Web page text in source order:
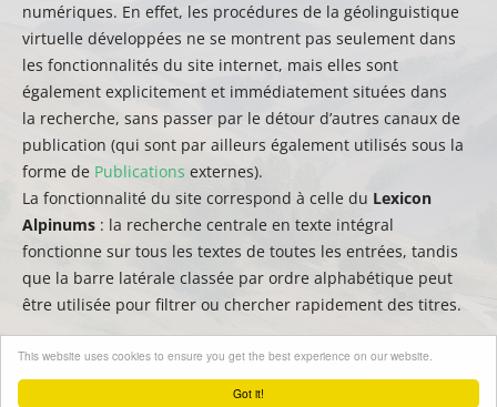
Got it!
This website uses cookies to ensure you get the best experience on our website.
numériques. En effet, les procédures de la géolinguistique
virtuelle développées ne se montrent pas seulement dans
les fonctionnalités du site internet, mais elles sont
également explicitement et immédiatement situées dans
la recherche, sans passer par le détour d’autres canaux de
publication (qui sont par ailleurs également utilisés sous la
forme de Publications externes).
La fonctionnalité du site correspond à celle du Lexicon
Alpinums : la recherche centrale en texte intégral
fonctionne sur tous les textes de toutes les entrées, tandis
que la barre latérale classée par ordre alphabétique peut
être utilisée pour filtrer ou chercher rapidement des titres.
(auct.David Englmeier | Thomas Krefeld –trad.Emilie
Dangla)